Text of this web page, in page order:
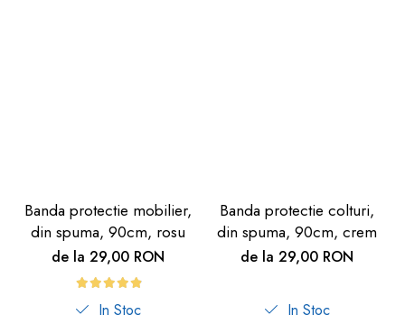
Banda protectie mobilier,
din spuma, 90cm, rosu
de la 29,00 RON
In Stoc
Banda protectie colturi,
din spuma, 90cm, crem
de la 29,00 RON
In Stoc